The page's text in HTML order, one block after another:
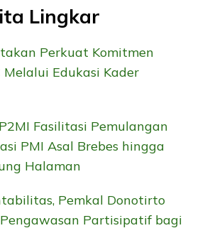
Lingkar
Perkuat Komitmen
Melalui Edukasi Kader
Fasilitasi Pemulangan
PMI Asal Brebes hingga
Halaman
Pemkal Donotirto
Partisipatif bagi